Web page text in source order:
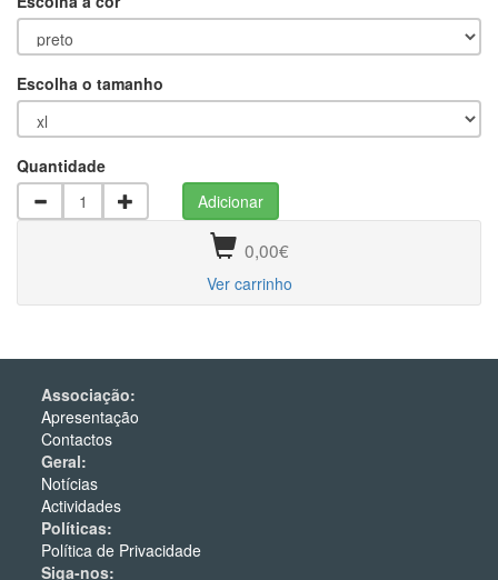
Escolha o tamanho
Quantidade
0,00€
Ver carrinho
Associação:
Apresentação
Contactos
Geral:
Notícias
Actividades
Políticas:
Política de Privacidade
Siga-nos: